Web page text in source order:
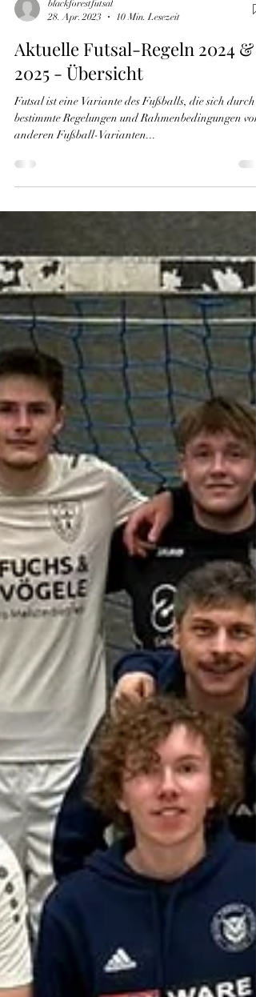
blackforestfutsal
28. Apr. 2023
10 Min. Lesezeit
Aktuelle Futsal-Regeln 2024 &
2025 - Übersicht
Futsal ist eine Variante des Fußballs, die sich durch
bestimmte Regelungen und Rahmenbedingungen von